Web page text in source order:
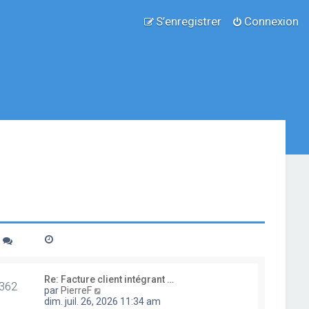
Connexion
S’enregistrer
Re: Facture client intégrant …
par PierreF
o
dim. juil. 26, 2026 11:34 am